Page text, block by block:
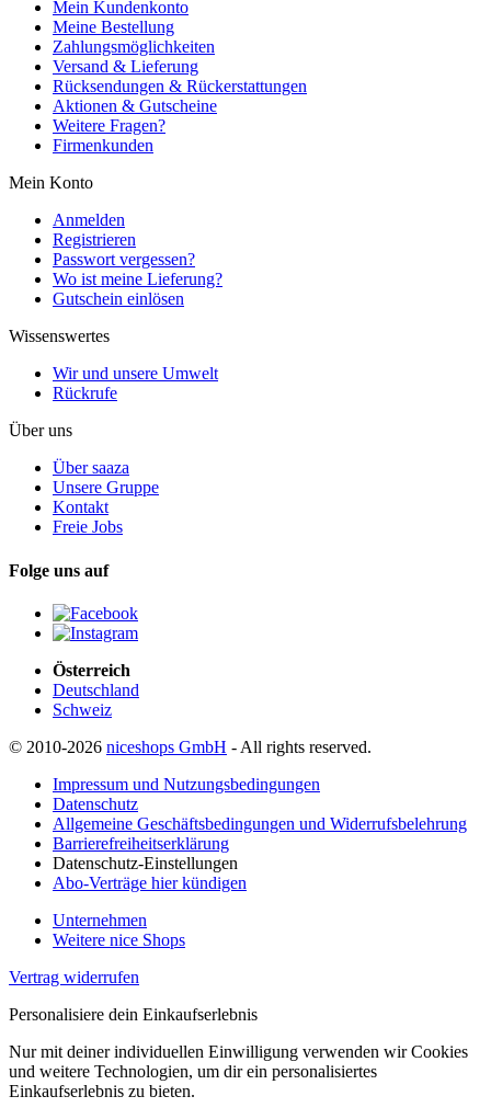
Mein Kundenkonto
Meine Bestellung
Zahlungsmöglichkeiten
Versand & Lieferung
Rücksendungen & Rückerstattungen
Aktionen & Gutscheine
Weitere Fragen?
Firmenkunden
Mein Konto
Anmelden
Registrieren
Passwort vergessen?
Wo ist meine Lieferung?
Gutschein einlösen
Wissenswertes
Wir und unsere Umwelt
Rückrufe
Über uns
Über saaza
Unsere Gruppe
Kontakt
Freie Jobs
Folge uns auf
Österreich
Deutschland
Schweiz
© 2010-2026 niceshops GmbH - All rights reserved.
Impressum und Nutzungsbedingungen
Datenschutz
Allgemeine Geschäftsbedingungen und Widerrufsbelehrung
Barrierefreiheitserklärung
Datenschutz-Einstellungen
Abo-Verträge hier kündigen
Unternehmen
Weitere nice Shops
Vertrag widerrufen
Personalisiere dein Einkaufserlebnis
Nur mit deiner individuellen Einwilligung verwenden wir Cookies
und weitere Technologien, um dir ein personalisiertes
Einkaufserlebnis zu bieten.